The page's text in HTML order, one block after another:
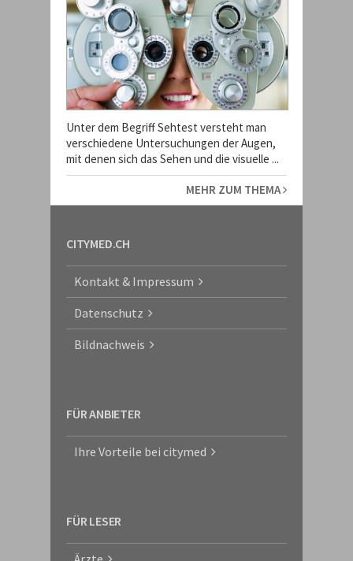
Unter dem Begriff Sehtest versteht man
verschiedene Untersuchungen der Augen,
mit denen sich das Sehen und die visuelle ...
MEHR ZUM THEMA
CITYMED.CH
Kontakt & Impressum
Datenschutz
Bildnachweis
FÜR ANBIETER
Ihre Vorteile bei citymed
FÜR LESER